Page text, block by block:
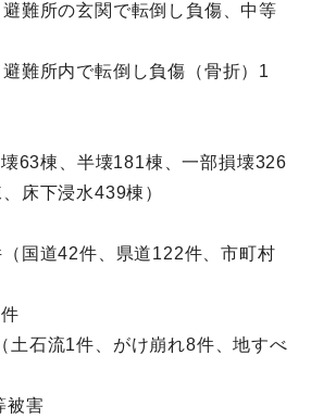
難所の玄関で転倒し負傷、中等
難所内で転倒し負傷（骨折）1
63棟、半壊181棟、一部損壊326
床下浸水439棟）
国道42件、県道122件、市町村
土石流1件、がけ崩れ8件、地すべ
被害